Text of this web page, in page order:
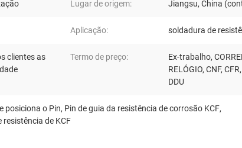
Lugar de origem: Jiangsu, China
Aplicação: soldadura de
clientes as
Termo de preço:
Ex-trabalho,
RELÓGIO, CNF,
DDU
posiciona o Pin, Pin de guia da resistência de corrosão KCF,
resistência de KCF